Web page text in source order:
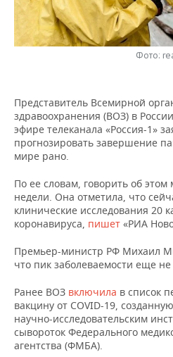
НЕФТЕХИМИЯ
НЕФТЬ
ЭНЕРГЕТИКА
РОЗНИЧНАЯ ТОРГОВЛЯ
НОВОСТИ ТЕХНОЛОГИЙ
ТЕЛЕКОММУНИКАЦИИ
МЕРОПРИЯТИЯ
НОВОСТИ МЕРОПРИЯТИЙ
БИЗНЕС-БРАНЧИ
ONLINE-КОНФЕРЕНЦИИ
ОТКРЫТАЯ ЛЕКЦИЯ
ФУТБОЛ
ХОККЕЙ
БАСКЕТБОЛ
ВОЛЕЙБОЛ
КИБЕРСПОРТ
ФИГУРНОЕ КАТАНИЕ
ВОДНЫЕ ВИДЫ СПОРТА
ХОККЕЙ С МЯЧОМ
НОВОСТИ ОБЩЕСТВА
ВЛАСТЬ
ИНФРАСТРУКТУРА
ИСТОРИЯ
КУЛЬТУРА
МЕДИЦИНА
ОБРАЗОВАНИЕ
ПРОИСШЕСТВИЯ
ФОТОГАЛЕРЕЯ
СЮЖЕТЫ
СПРАВОЧНИК
СПИСОК ПЕРСОН
СПИСОК КОМПАНИЙ
ПОЛНАЯ ВЕРСИЯ
Фото:
Представитель Всемирной
здравоохранения (ВОЗ) в
эфире телеканала «Россия-1»
прогнозировать завершение
мире рано.
По ее словам, говорить об
недели. Она отметила, что
клинические исследования 20
коронавируса, пишет «РИА
Премьер-министр РФ Михаил
что пик заболеваемости еще
Ранее ВОЗ включила в список
вакцину от COVID-19,
научно-исследовательским
сывороток Федерального
агентства (ФМБА).